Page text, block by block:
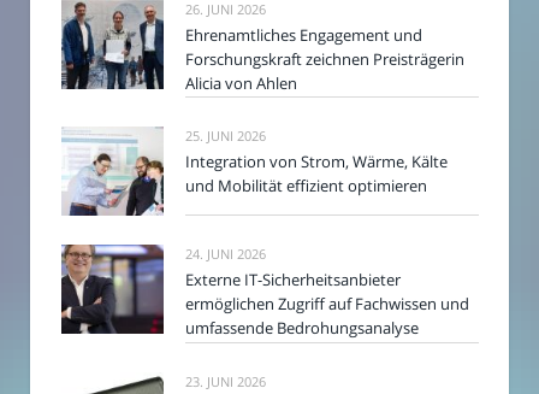
26. JUNI 2026
Ehrenamtliches Engagement und
Forschungskraft zeichnen Preisträgerin
Alicia von Ahlen
25. JUNI 2026
Integration von Strom, Wärme, Kälte
und Mobilität effizient optimieren
24. JUNI 2026
Externe IT-Sicherheitsanbieter
ermöglichen Zugriff auf Fachwissen und
umfassende Bedrohungsanalyse
23. JUNI 2026